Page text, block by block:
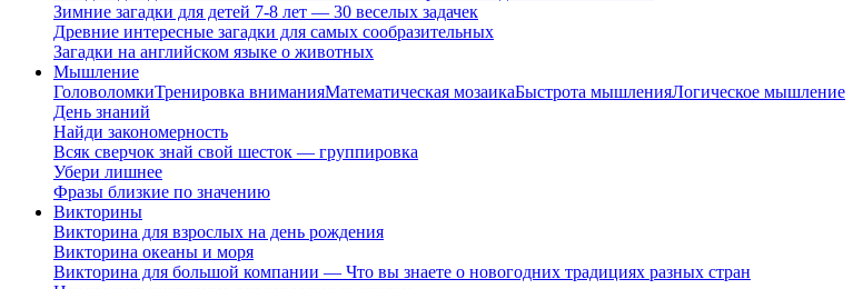
Зимние загадки для детей 7-8 лет — 30 веселых задачек
Древние интересные загадки для самых сообразительных
Загадки на английском языке о животных
Мышление
ГоловоломкиТренировка вниманияМатематическая мозаикаБыстрота мышленияЛогическое мышление
День знаний
Найди закономерность
Всяк сверчок знай свой шесток — группировка
Убери лишнее
Фразы близкие по значению
Викторины
Викторина для взрослых на день рождения
Викторина океаны и моря
Викторина для большой компании — Что вы знаете о новогодних традициях разных стран